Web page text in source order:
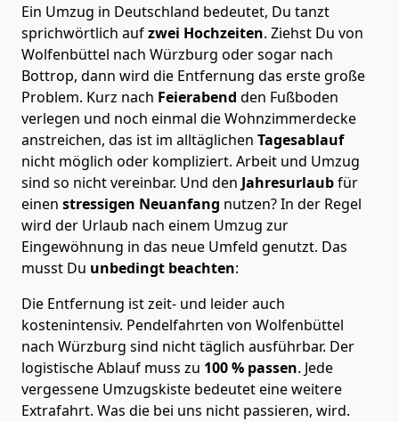
Ein Umzug in Deutschland bedeutet, Du tanzt
sprichwörtlich aufzwei Hochzeiten. Ziehst Du von
Wolfenbüttel nach Würzburg oder sogar nach
Bottrop, dann wird die Entfernung das erste große
Problem. Kurz nach Feierabend den Fußboden
verlegen und noch einmal die Wohnzimmerdecke
anstreichen, das ist im alltäglichen Tagesablauf
nicht möglich oder kompliziert. Arbeit und Umzug
sind so nicht vereinbar. Und den Jahresurlaubfür
einen stressigen Neuanfang nutzen? In der Regel
wird der Urlaub nach einem Umzug zur
Eingewöhnung in das neue Umfeld genutzt. Das
musst Du unbedingt beachten:
Die Entfernung ist zeit- und leider auch
kostenintensiv. Pendelfahrten von Wolfenbüttel
nach Würzburg sind nicht täglich ausführbar. Der
logistische Ablauf muss zu 100 % passen. Jede
vergessene Umzugskiste bedeutet eine weitere
Extrafahrt. Was die bei uns nicht passieren, wird.